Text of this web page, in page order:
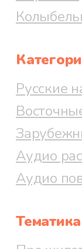
Русские
Аудио
Аудио
Тематика